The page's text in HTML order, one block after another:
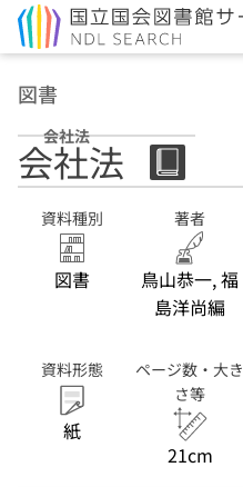
図書
会社法
会社法
資料種別
図書
著者
鳥山恭一, 福
島洋尚編
資料形態
紙
ページ数・大き
さ等
21cm